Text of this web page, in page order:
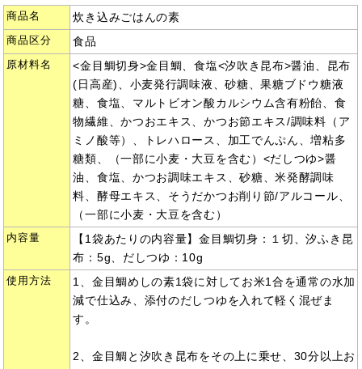
商品名 炊き込みごはんの素
商品区分 食品
原材料名
<金目鯛切身>金目鯛、食塩<汐吹き昆布>醤油、昆布
(日高産)、小麦発行調味液、砂糖、果糖ブドウ糖液
糖、食塩、マルトビオン酸カルシウム含有粉飴、食
物繊維、かつおエキス、かつお節エキス/調味料（ア
ミノ酸等）、トレハロース、加工でんぷん、増粘多
糖類、（一部に小麦・大豆を含む）<だしつゆ>醤
油、食塩、かつお調味エキス、砂糖、米発酵調味
料、酵母エキス、そうだかつお削り節/アルコール、
（一部に小麦・大豆を含む）
内容量
【1袋あたりの内容量】金目鯛切身：１切、汐ふき昆
布：5g、だしつゆ：10g
使用方法
1、金目鯛めしの素1袋に対してお米1合を通常の水加
減で仕込み、添付のだしつゆを入れて軽く混ぜま
す。
2、金目鯛と汐吹き昆布をその上に乗せ、30分以上お